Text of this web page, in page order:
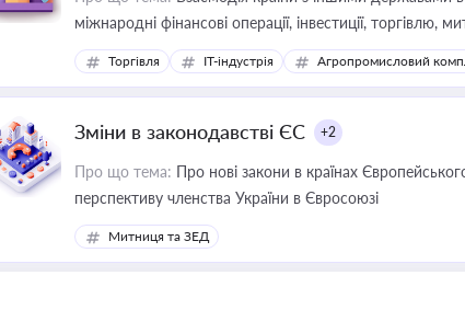
міжнародні фінансові операції, інвестиції, торгівлю,
Торгівля IT-індустрія Агропромисловий
Зміни в законодавстві ЄС +2
Про що тема: Про нові закони в країнах Європейського Союзу, які впливають на умови торгівлі, трудової
перспективу членства України в Євросоюзі
Митниця та ЗЕД